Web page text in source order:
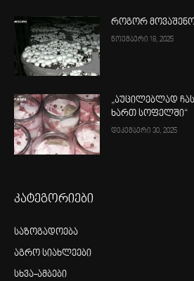
როგორ
ნოემბერი 18, 2025
„აუცილებლად
ხართ სოფელში“
დეკემბერი 30, 2025
კატეგორიები
საზოგადოება
აგრო სიახლეები
სხვა-ამბები